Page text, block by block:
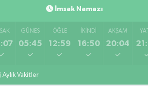
İmsak Namazı
GÜNEŞ
05:45
ÖĞLE
12:59
İKINDI
16:50
AKŞAM
20:04
Aylık Vakitler